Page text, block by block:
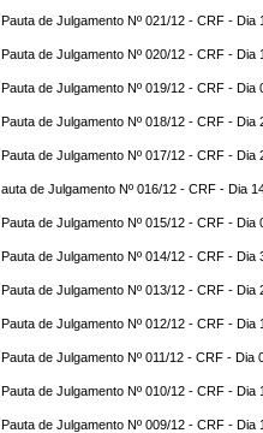
Pauta de Julgamento Nº 021/12 - CRF - Dia
Pauta de Julgamento Nº 020/12 - CRF - Dia
Pauta de Julgamento Nº 019/12 - CRF - Dia
Pauta de Julgamento Nº 018/12 - CRF - Dia
Pauta de Julgamento Nº 017/12 - CRF - Dia
auta de Julgamento Nº 016/12 - CRF - Dia
Pauta de Julgamento Nº 015/12 - CRF - Dia
Pauta de Julgamento Nº 014/12 - CRF - Dia
Pauta de Julgamento Nº 013/12 - CRF - Dia
Pauta de Julgamento Nº 012/12 - CRF - Dia
Pauta de Julgamento Nº 011/12 - CRF - Dia
Pauta de Julgamento Nº 010/12 - CRF - Dia
Pauta de Julgamento Nº 009/12 - CRF - Dia